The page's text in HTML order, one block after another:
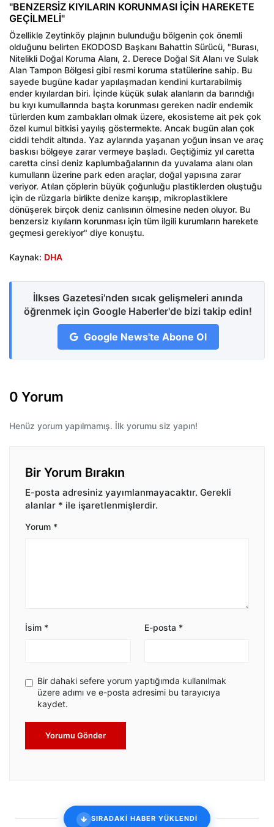
"BENZERSİZ KIYILARIN KORUNMASI İÇİN HAREKETE
GEÇİLMELİ"
Özellikle Zeytinköy plajının bulunduğu bölgenin çok önemli
olduğunu belirten EKODOSD Başkanı Bahattin Sürücü, "Burası,
Nitelikli Doğal Koruma Alanı, 2. Derece Doğal Sit Alanı ve Sulak
Alan Tampon Bölgesi gibi resmi koruma statülerine sahip. Bu
sayede bugüne kadar yapılaşmadan kendini kurtarabilmiş
ender kıyılardan biri. İçinde küçük sulak alanların da barındığı
bu kıyı kumullarında başta korunması gereken nadir endemik
türlerden kum zambakları olmak üzere, ekosisteme ait pek çok
özel kumul bitkisi yayılış göstermekte. Ancak bugün alan çok
ciddi tehdit altında. Yaz aylarında yaşanan yoğun insan ve araç
baskısı bölgeye zarar vermeye başladı. Geçtiğimiz yıl caretta
caretta cinsi deniz kaplumbağalarının da yuvalama alanı olan
kumulların üzerine park eden araçlar, doğal yapısına zarar
veriyor. Atılan çöplerin büyük çoğunluğu plastiklerden oluştuğu
için de rüzgarla birlikte denize karışıp, mikroplastiklere
dönüşerek birçok deniz canlısının ölmesine neden oluyor. Bu
benzersiz kıyıların korunması için tüm ilgili kurumların harekete
geçmesi gerekiyor" diye konuştu.
Kaynak: DHA
İlkses Gazetesi'nden sıcak gelişmeleri anında
öğrenmek için Google Haberler'de bizi takip edin!
Google News'te Abone Ol
0 Yorum
Henüz yorum yapılmamış. İlk yorumu siz yapın!
Bir Yorum Bırakın
E-posta adresiniz yayımlanmayacaktır. Gerekli
alanlar * ile işaretlenmişlerdir.
Yorum *
İsim * E-posta *
Bir dahaki sefere yorum yaptığımda kullanılmak
üzere adımı ve e-posta adresimi bu tarayıcıya
kaydet.
Yorumu Gönder
SIRADAKİ HABER YÜKLENDİ